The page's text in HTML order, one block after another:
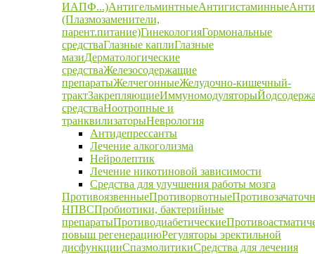
ИАПФ...)АнтигельминтныеАнтигистаминные
(Плазмозаменители,
парент.питание)ГинекологияГормональные
средстваГлазные каплиГлазные
мазиДерматологические
средстваЖелезосодержащие
препаратыЖелчегонныеЖелудочно-кишечный-
трактЗакрепляющиеИммуномодуляторы
средстваНоотропные и
транквилизаторыНеврология
Антидепрессанты
Лечение алкоголизма
Нейролептик
Лечение никотиновой зависимости
Средства для улучшения работы мозга
ПротивоязвенныеПротиворвотные
НПВСПробиотики, бактерийные
препаратыПротиводиабетические
повыш регенерациюРегуляторы эректильной
дисфункцииСпазмолитикиСредства для лечения